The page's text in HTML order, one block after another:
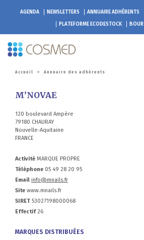
AGENDA NEWSLETTERS ANNUAIRE ADHÉRENTS
PLATEFORMEECODESTOCK
Accueil > Annuaire des adhérents
M’NOVAE
120 boulevard Ampère
79180 CHAURAY
Nouvelle-Aquitaine
FRANCE
Activité MARQUE PROPRE
Téléphone 05 49 28 20 95
Email info@mnails.fr
Site www.mnails.fr
SIRET 53027198000068
Effectif26
MARQUES DISTRIBUÉES